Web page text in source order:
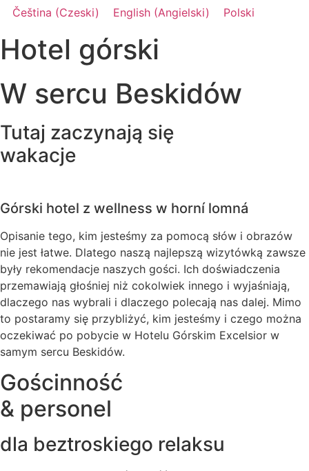
Čeština (Czeski) English (Angielski) Polski
Hotel górski
W sercu Beskidów
Tutaj zaczynają się
wakacje
Górski hotel z wellness w horní lomná
Opisanie tego, kim jesteśmy za pomocą słów i obrazów
nie jest łatwe. Dlatego naszą najlepszą wizytówką zawsze
były rekomendacje naszych gości. Ich doświadczenia
przemawiają głośniej niż cokolwiek innego i wyjaśniają,
dlaczego nas wybrali i dlaczego polecają nas dalej. Mimo
to postaramy się przybliżyć, kim jesteśmy i czego można
oczekiwać po pobycie w Hotelu Górskim Excelsior w
samym sercu Beskidów.
Gościnność
& personel
dla beztroskiego relaksu